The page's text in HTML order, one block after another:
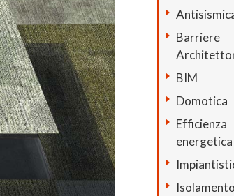
Barriere
BIM
Domotica
Efficienza
energetica
Isolamento